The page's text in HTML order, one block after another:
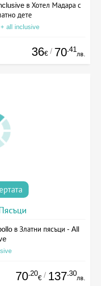
в Хотел Мадара с
дете
all inclusive
36€ / 70.41
лв.
в Златни пясъци - All
70.20
€ / 137.30
лв.